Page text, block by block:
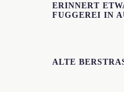
ERINNERT
FUGGEREI IN
ALTE